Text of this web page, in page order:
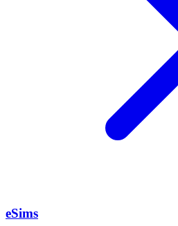
eSims